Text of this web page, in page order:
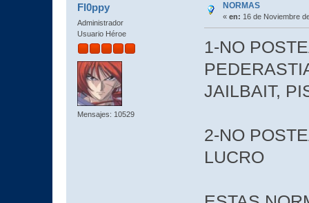
Fl0ppy
Administrador
Usuario Héroe
Mensajes: 10529
NORMAS
« en: 16 de Noviembre
1-NO
JAILBAIT,
2-NO
LUCRO